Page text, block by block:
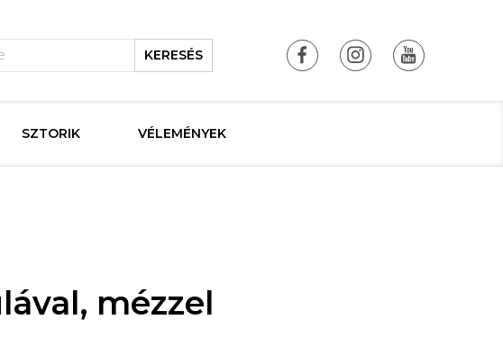
KERESÉS
SZTORIK VÉLEMÉNYEK
mézzel